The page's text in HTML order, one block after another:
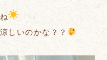
しいのかな？？